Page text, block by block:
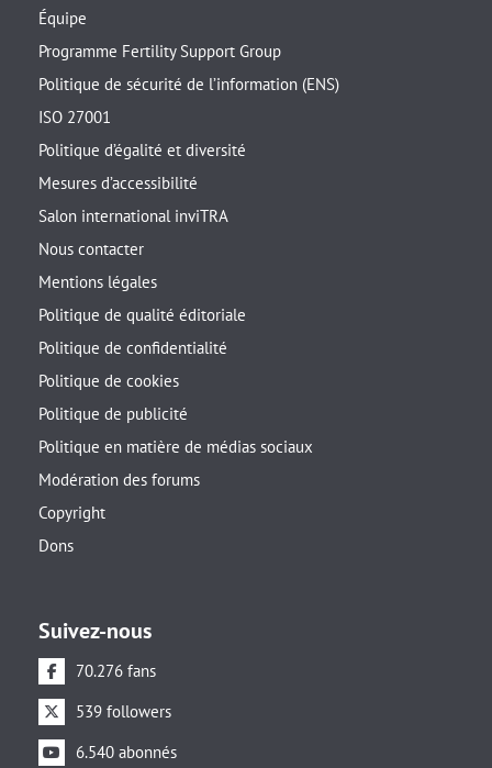
Équipe
Programme Fertility Support Group
Politique de sécurité de l’information (ENS)
ISO 27001
Politique d’égalité et diversité
Mesures d’accessibilité
Salon international inviTRA
Nous contacter
Mentions légales
Politique de qualité éditoriale
Politique de confidentialité
Politique de cookies
Politique de publicité
Politique en matière de médias sociaux
Modération des forums
Copyright
Dons
Suivez-nous
70.276 fans
539 followers
6.540 abonnés